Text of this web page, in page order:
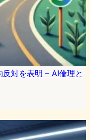
対を表明 – AI倫理と